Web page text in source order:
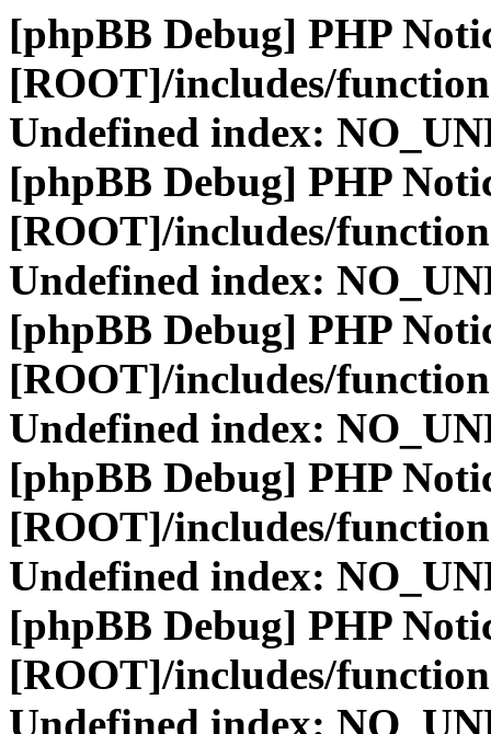
[phpBB Debug] PHP
[ROOT]/includes/
Undefined index:
[phpBB Debug] PHP
[ROOT]/includes/
Undefined index:
[phpBB Debug] PHP
[ROOT]/includes/
Undefined index:
[phpBB Debug] PHP
[ROOT]/includes/
Undefined index:
[phpBB Debug] PHP
[ROOT]/includes/
Undefined index: